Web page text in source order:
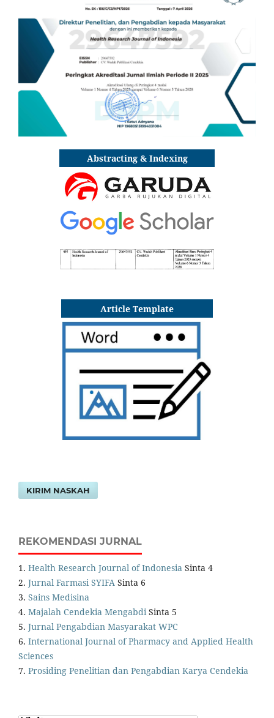
Abstracting & Indexing
Article Template
KIRIM NASKAH
REKOMENDASI JURNAL
1. Health Research Journal of Indonesia Sinta 4
2. Jurnal Farmasi SYIFA Sinta 6
3. Sains Medisina
4. Majalah Cendekia MengabdiSinta 5
5. Jurnal Pengabdian Masyarakat WPC
6. International Journal of Pharmacy and Applied Health
Sciences
7. Prosiding Penelitian dan Pengabdian Karya Cendekia